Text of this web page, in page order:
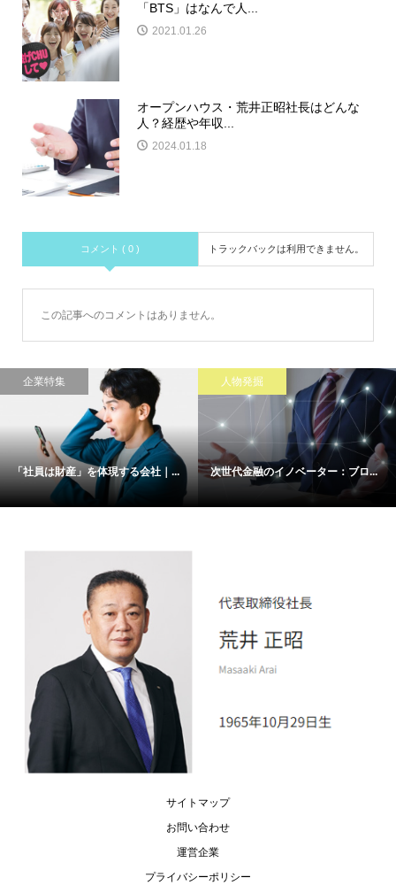
「BTS」はなんで人...
2021.01.26
オープンハウス・荒井正昭社長はどんな
人？経歴や年収...
2024.01.18
コメント ( 0 ) トラックバックは利用できません。
この記事へのコメントはありません。
企業特集
「社員は財産」を体現する会社｜...
人物発掘
次世代金融のイノベーター：ブロ...
サイトマップ
お問い合わせ
運営企業
プライバシーポリシー